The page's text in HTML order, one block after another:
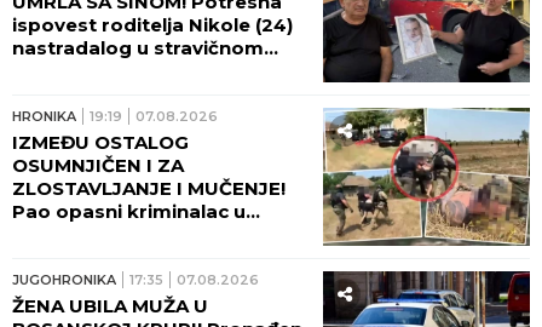
HRONIKA 06:00
UTOPIO! Lazar Đukić NIJE
ISPLIVAO tokom plivačke trke
u Teksasu: Takmičari tada
vikali da se davi, ali niko nije
reagovao!
HRONIKA 03:00
SABORU! Festivali su mesto
dobre zabave, a ne rizične
vožnje!